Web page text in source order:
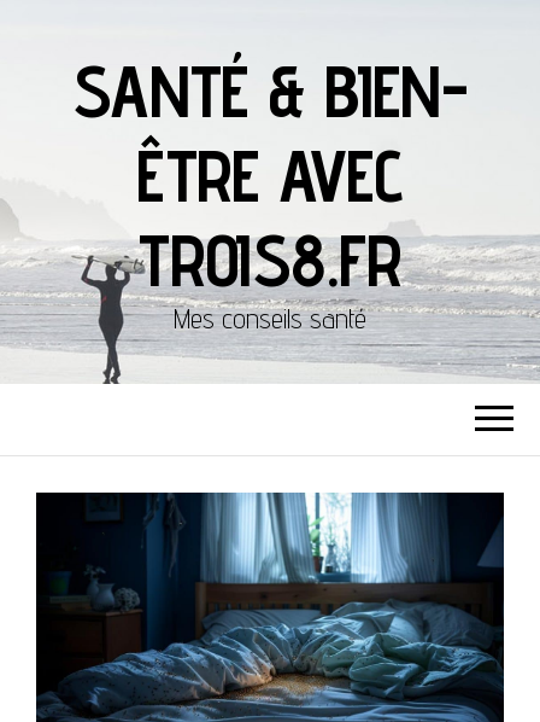
SANTÉ & BIEN-
ÊTRE AVEC
TROIS8.FR
Mes conseils santé